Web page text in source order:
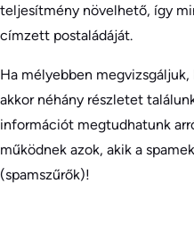
teljesítmény növelhető, így
címzett postaládáját.
Ha mélyebben
akkor néhány részletet
információt megtudhatunk
működnek azok, akik a
(spamszűrők)!